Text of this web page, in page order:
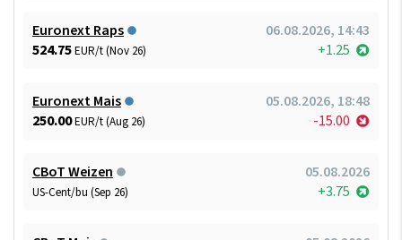
Euronext Raps
06.08.2026, 14:43
524.75EUR/t (Nov 26) +1.25
Euronext Mais
05.08.2026, 18:48
250.00EUR/t (Aug 26) -15.00
CBoT Weizen 05.08.2026
US-Cent/bu (Sep 26) +3.75